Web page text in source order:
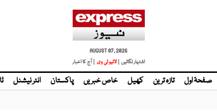
AUGUST 07, 2026
اشتہار لگائیں |
| آج کا اخبار
صفحۂ اول تازہ ترین کھیل خاص خبریں پاکستان انٹر نیشنل